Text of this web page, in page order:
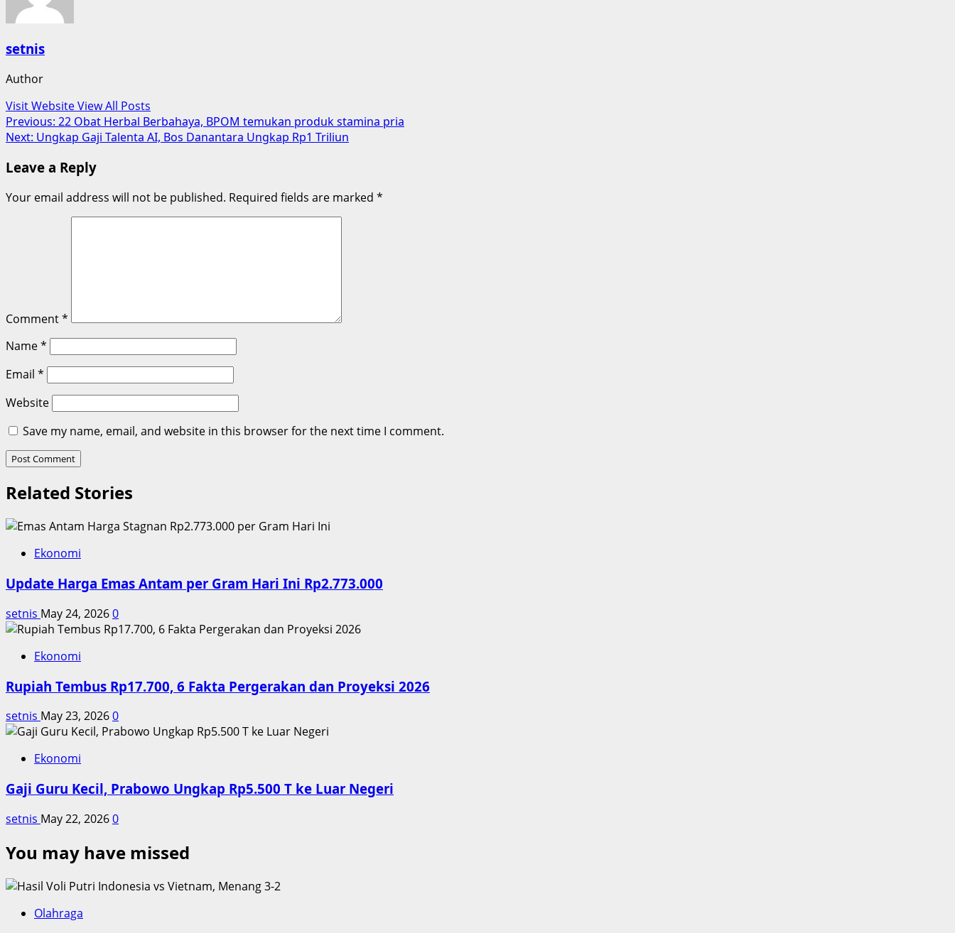
setnis
Author
Visit WebsiteView All Posts
Post
navigation
Previous: 22 Obat Herbal Berbahaya, BPOM temukan produk stamina pria
Next: Ungkap Gaji Talenta AI, Bos Danantara Ungkap Rp1 Triliun
Leave a Reply
Your email address will not be published. Required fields are marked *
Comment*
Name*
Email *
Website
Save my name, email, and website in this browser for the next time I comment.
Related Stories
Ekonomi
Update Harga Emas Antam per Gram Hari Ini Rp2.773.000
setnis May 24, 20260
Ekonomi
Rupiah Tembus Rp17.700, 6 Fakta Pergerakan dan Proyeksi 2026
setnis May 23, 20260
Ekonomi
Gaji Guru Kecil, Prabowo Ungkap Rp5.500 T ke Luar Negeri
setnis May 22, 20260
You may have missed
Olahraga